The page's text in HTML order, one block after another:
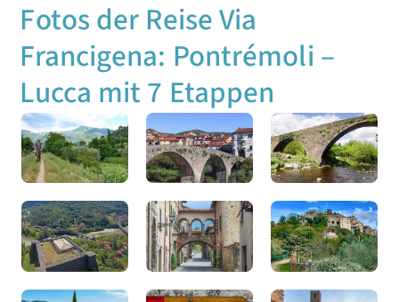
Fotos der Reise Via
Francigena: Pontrémoli –
Lucca mit 7 Etappen